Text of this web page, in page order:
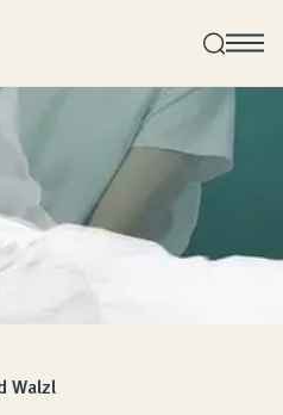
im Store oder online!
Walzl